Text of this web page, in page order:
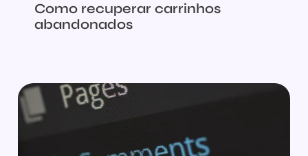
Como recuperar carrinhos
abandonados